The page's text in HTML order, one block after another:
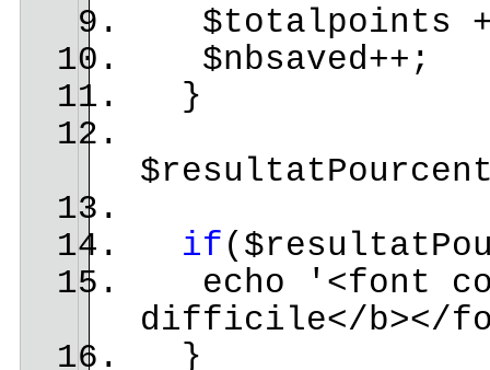
$totalpoints
$nbsaved++;
}
if
echo '<font
difficile</b></
}